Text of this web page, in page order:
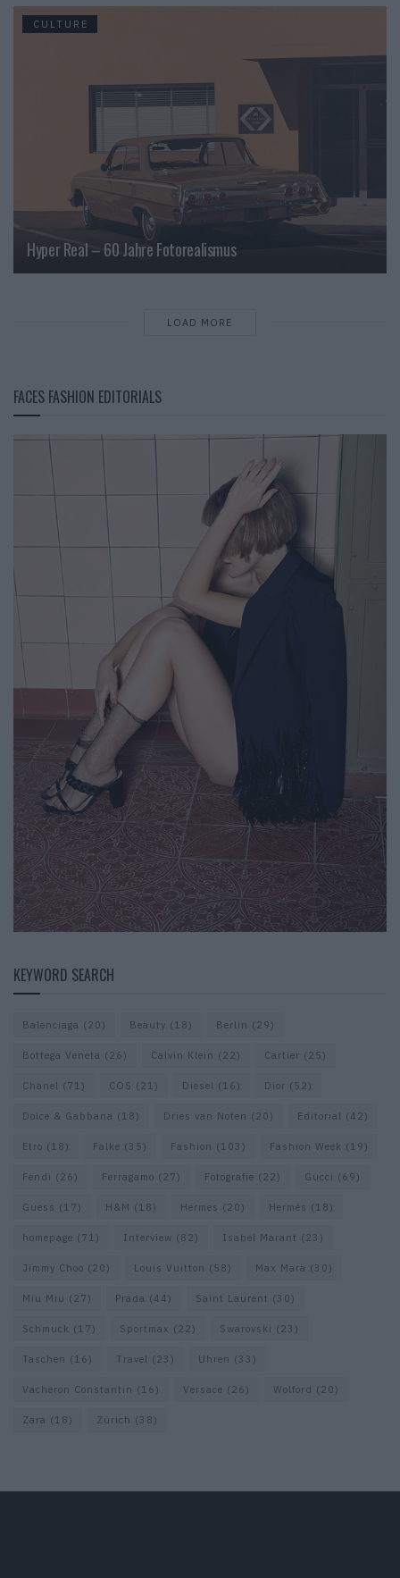
CULTURE
Hyper Real – 60 Jahre Fotorealismus
LOAD MORE
FACES FASHION EDITORIALS
KEYWORD SEARCH
Balenciaga (20) Beauty (18) Berlin (29)
Bottega Veneta (26) Calvin Klein (22) Cartier (25)
Chanel (71) COS (21) Diesel (16) Dior (52)
Dolce & Gabbana (18) Dries van Noten (20) Editorial (42)
Etro (18) Falke (35) Fashion (103) Fashion Week (19)
Fendi (26) Ferragamo (27) Fotografie (22) Gucci (69)
Guess (17) H&M (18) Hermes (20) Hermès (18)
homepage (71) Interview (82) Isabel Marant (23)
Jimmy Choo (20) Louis Vuitton (58) Max Mara (30)
Miu Miu (27) Prada (44) Saint Laurent (30)
Schmuck (17) Sportmax (22) Swarovski (23)
Taschen (16) Travel (23) Uhren (33)
Vacheron Constantin (16) Versace (26) Wolford (20)
Zara (18) Zürich (38)